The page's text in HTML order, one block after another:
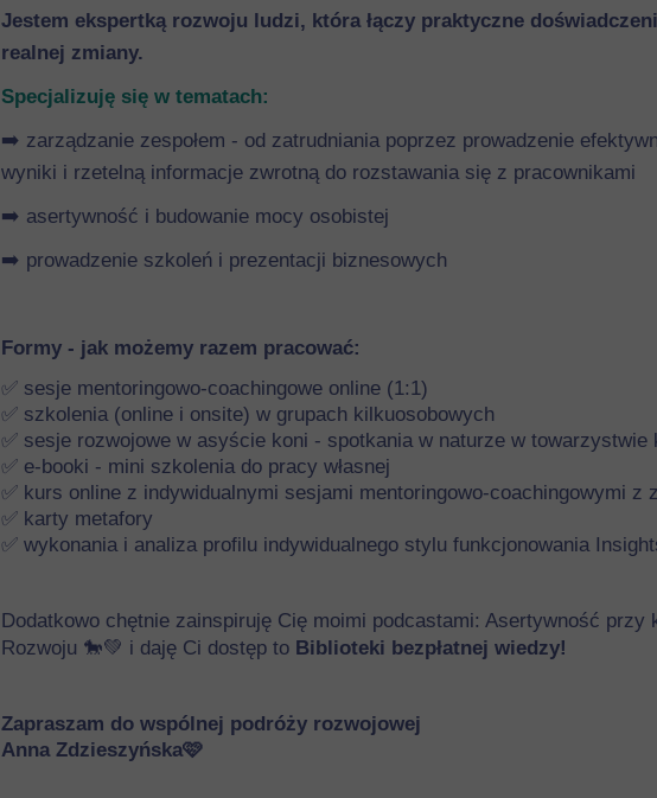
Jestem ekspertką rozwoju ludzi, która łączy praktyczne
realnej zmiany.
Specjalizuję się w tematach:
➡️ zarządzanie zespołem - od zatrudniania poprzez prowadzenie
wyniki i rzetelną informacje zwrotną do rozstawania się z pracownikami
➡️ asertywność i budowanie mocy osobistej
➡️ prowadzenie szkoleń i prezentacji biznesowych
Formy - jak możemy razem pracować:
✅ sesje mentoringowo-coachingowe online (1:1)
✅ szkolenia (online i onsite) w grupach kilkuosobowych
✅ sesje rozwojowe w asyście koni - spotkania w naturze w towarzystwie
✅ e-booki - mini szkolenia do pracy własnej
✅ kurs online z indywidualnymi sesjami mentoringowo-coachingowymi z
✅ karty metafory
✅ wykonania i analiza profilu indywidualnego stylu funkcjonowania
Dodatkowo chętnie zainspiruję Cię moimi podcastami: Asertywność przy
Rozwoju 🐎💚 i daję Ci dostęp to Biblioteki bezpłatnej wiedzy!
Zapraszam do wspólnej podróży rozwojowej
Anna Zdzieszyńska🩷